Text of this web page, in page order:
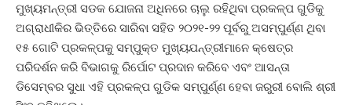
ମୁଖ୍ୟମନ୍ତ୍ରୀ ସଡକ ଯୋଜନା ଅଧିନରେ ଚାଲୁ ରହିଥିବା ପ୍ରକଳ୍ପ ଗୁଡିକୁ
ଅଗ୍ରାଧୀକିର ଭିତ୍ତିରେ ସାରିବା ସହିତ ୨୦୨୧-୨୨ ପୂର୍ବରୁ ଅସମ୍ପୁର୍ଣ୍ଣ ଥିବା
୧୫ ଗୋଟି ପ୍ରକଳ୍ପକୁ ସମ୍ପୁକ୍ତ ମୁଖ୍ୟଯନ୍ତ୍ରୀମାନେ କ୍ଷେତ୍ର
ପରିଦର୍ଶନ କରି ବିଭାଗକୁ ରିର୍ପୋଟ ପ୍ରଦାନ କରିବେ ଏବଂ ଆସନ୍ତା
ଡିସେମ୍ବର ସୁଧା ଏହି ପ୍ରକଳ୍ପ ଗୁଡିକ ସମ୍ପୁର୍ଣ୍ଣ ହେବା ଜରୁରୀ ବୋଲି ଶ୍ରୀ